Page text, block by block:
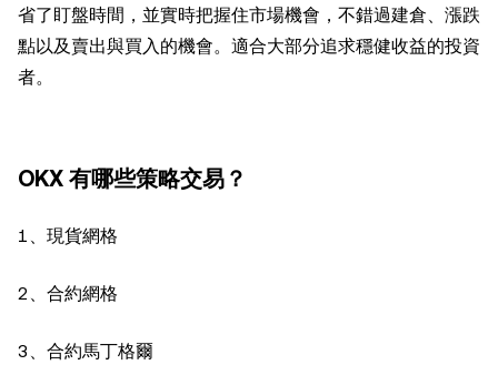
省了盯盤時間，並實時把握住市場機會，不錯過建倉、漲跌
點以及賣出與買入的機會。適合大部分追求穩健收益的投資
者。
OKX 有哪些策略交易？
1、現貨網格
2、合約網格
3、合約馬丁格爾